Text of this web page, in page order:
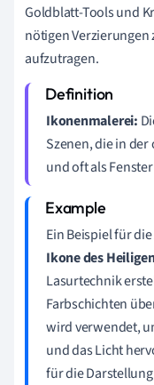
Goldblatt-Tools und
nötigen
aufzutragen.
Ikonenmalerei:
Szenen, die in
und oft als
Ein Beispiel für
Ikone des
Lasurtechnik
Farbschichten
wird verwendet,
und das Licht
für die